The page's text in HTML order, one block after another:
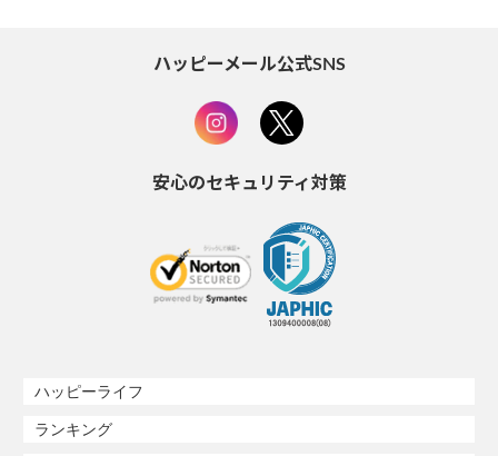
ハッピーメール公式SNS
安心のセキュリティ対策
ハッピーライフ
ランキング